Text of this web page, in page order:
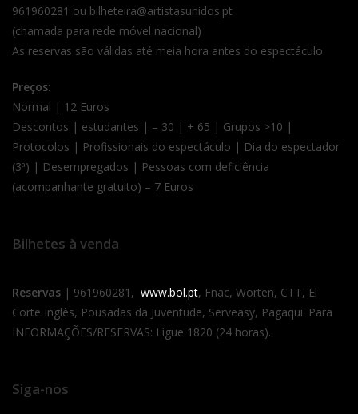
961960281 ou bilheteira@artistasunidos.pt
(chamada para rede móvel nacional)
As reservas são válidas até meia hora antes do espectáculo.
Preços:
Normal | 12 Euros
Descontos | estudantes | – 30 | + 65 | Grupos >10 |
Protocolos | Profissionais do espectáculo | Dia do espectador
(3ª) | Desempregados | Pessoas com deficiência
(acompanhante gratuito) – 7 Euros
Bilhetes à venda
Reservas | 961960281, www.bol.pt, Fnac, Worten, CTT, El
Corte Inglês, Pousadas da Juventude, Serveasy, Pagaqui. Para
INFORMAÇÕES/RESERVAS: Ligue 1820 (24 horas).
Siga-nos